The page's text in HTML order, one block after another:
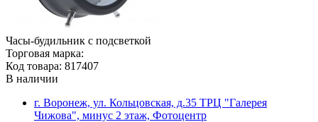
Часы-будильник с подсветкой
Торговая марка:
Код товара: 817407
В наличии
г. Воронеж, ул. Кольцовская, д.35 ТРЦ "Галерея
Чижова", минус 2 этаж, Фотоцентр